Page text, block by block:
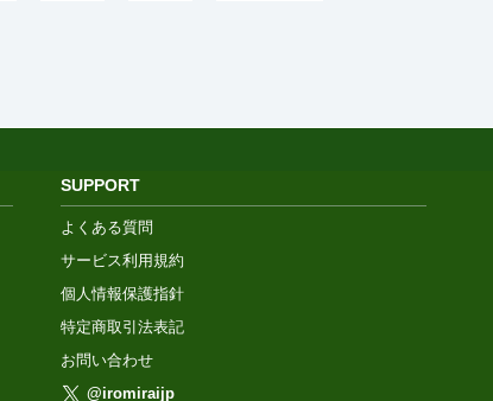
SUPPORT
よくある質問
サービス利用規約
個人情報保護指針
特定商取引法表記
お問い合わせ
@iromiraijp